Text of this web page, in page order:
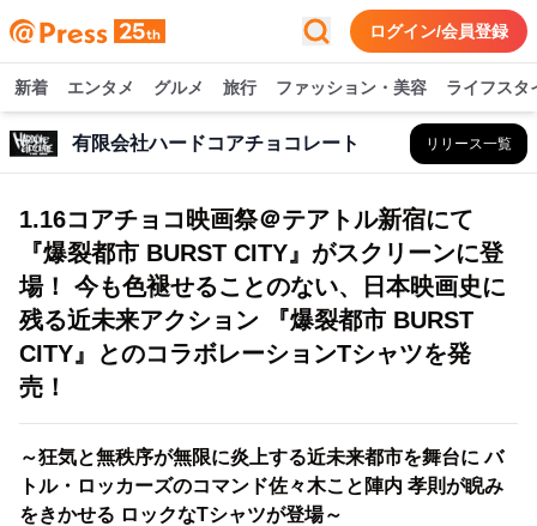
ログイン/会員登録
新着 エンタメ グルメ 旅行 ファッション・美容 ライフスタ
有限会社ハードコアチョコレート リリース一覧
1.16コアチョコ映画祭＠テアトル新宿にて
『爆裂都市 BURST CITY』がスクリーンに登
場！ 今も色褪せることのない、日本映画史に
残る近未来アクション 『爆裂都市 BURST
CITY』とのコラボレーションTシャツを発
売！
～狂気と無秩序が無限に炎上する近未来都市を舞台に バ
トル・ロッカーズのコマンド佐々木こと陣内 孝則が睨み
をきかせる ロックなTシャツが登場～